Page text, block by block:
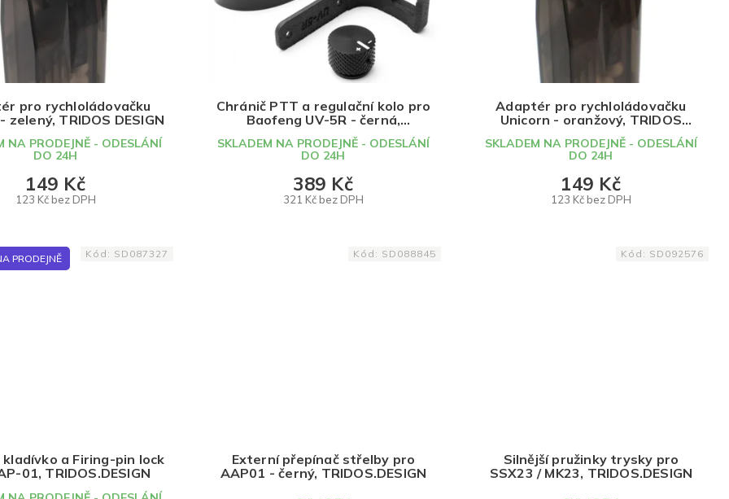
pro rychloládovačku
zelený, TRIDOS DESIGN
NA PRODEJNĚ - ODESLÁNÍ
DO 24H
123 Kč bez DPH
149 Kč
Chránič PTT a regulační kolo pro
Baofeng UV-5R - černá,
TRIDOS.DESIGN
SKLADEM NA PRODEJNĚ - ODESLÁNÍ
DO 24H
321 Kč bez DPH
389 Kč
Adaptér pro rychloládovačku
Unicorn - oranžový, TRIDOS
SKLADEM NA PRODEJNĚ - ODESLÁNÍ
DO 24H
123 Kč bez DPH
149 Kč
PRODEJNĚ
kladívko a Firing-pin lock
01, TRIDOS.DESIGN
Kód: SD087327
Externí přepínač střelby pro
AAP01 - černý, TRIDOS.DESIGN
Kód: SD088845
Silnější pružinky trysky pro
SSX23 / MK23, TRIDOS.DESIGN
Kód: SD092576